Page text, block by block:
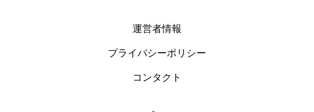
運営者情報
プライバシーポリシー
コンタクト